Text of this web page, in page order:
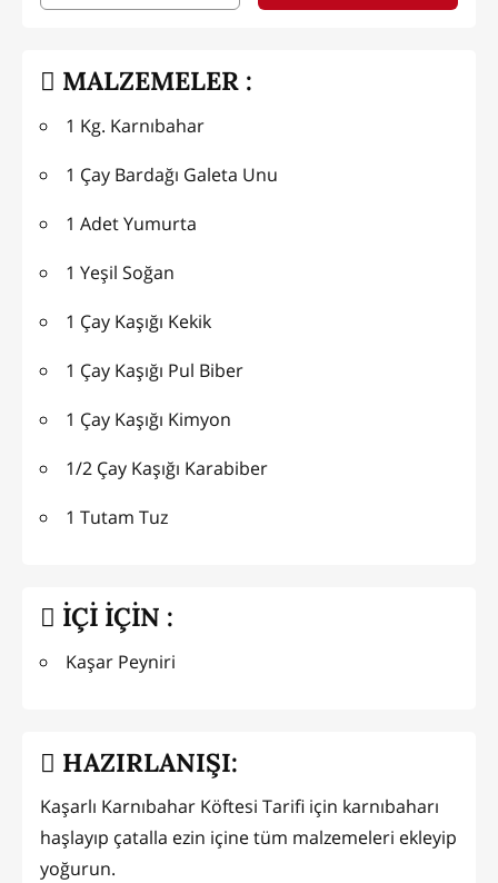
MALZEMELER :
1 Kg. Karnıbahar
1 Çay Bardağı Galeta Unu
1 Adet Yumurta
1 Yeşil Soğan
1 Çay Kaşığı Kekik
1 Çay Kaşığı Pul Biber
1 Çay Kaşığı Kimyon
1/2 Çay Kaşığı Karabiber
1 Tutam Tuz
İÇİ İÇİN :
Kaşar Peyniri
HAZIRLANIŞI:
Kaşarlı Karnıbahar Köftesi Tarifi için karnıbaharı
haşlayıp çatalla ezin içine tüm malzemeleri ekleyip
yoğurun.